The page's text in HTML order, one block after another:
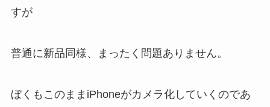
すが
普通に新品同様、まったく問題ありません。
ぼくもこのままiPhoneがカメラ化していくのであ